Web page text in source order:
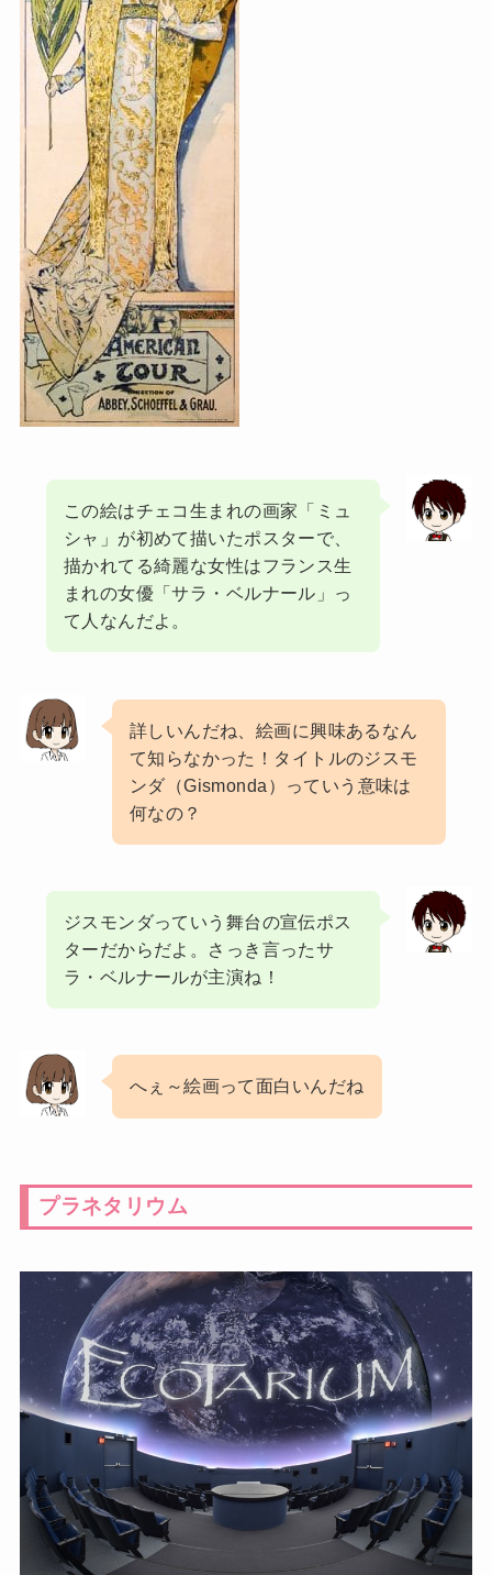
この絵はチェコ生まれの画家「ミュ
シャ」が初めて描いたポスターで、
描かれてる綺麗な女性はフランス生
まれの女優「サラ・ベルナール」っ
て人なんだよ。
詳しいんだね、絵画に興味あるなん
て知らなかった！タイトルのジスモ
ンダ（Gismonda）っていう意味は
何なの？
ジスモンダっていう舞台の宣伝ポス
ターだからだよ。さっき言ったサ
ラ・ベルナールが主演ね！
へぇ～絵画って面白いんだね
プラネタリウム